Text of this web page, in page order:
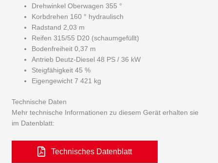
Drehwinkel Oberwagen 355 °
Korbdrehen 160 ° hydraulisch
Radstand 2,03 m
Reifen 315/55 D20 (schaumgefüllt)
Bodenfreiheit 0,37 m
Antrieb Deutz-Diesel 48 PS / 36 kW
Steigfähigkeit 45 %
Eigengewicht 7 421 kg
Technische Daten
Mehr technische Informationen zu diesem Gerät erhalten sie
im Datenblatt:
Technisches Datenblatt